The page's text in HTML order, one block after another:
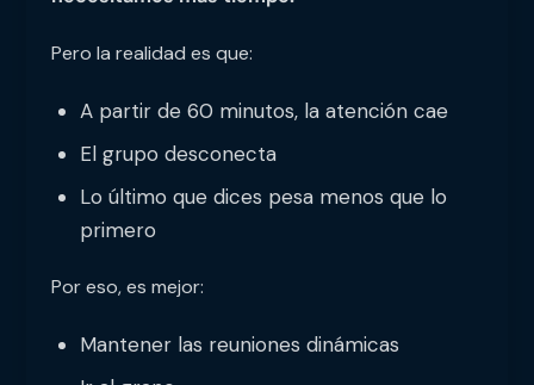
Pero la realidad es que:
A partir de 60 minutos, la atención cae
El grupo desconecta
Lo último que dices pesa menos que lo
primero
Por eso, es mejor:
Mantener las reuniones dinámicas